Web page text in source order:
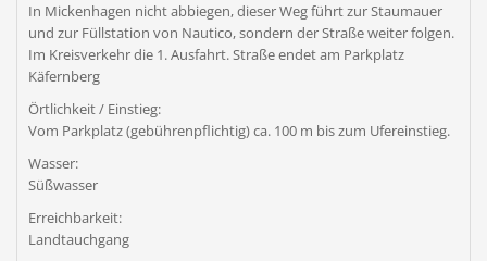
In Mickenhagen nicht abbiegen, dieser Weg führt zur Staumauer
und zur Füllstation von Nautico, sondern der Straße weiter folgen.
Im Kreisverkehr die 1. Ausfahrt. Straße endet am Parkplatz
Käfernberg
Örtlichkeit / Einstieg:
Vom Parkplatz (gebührenpflichtig) ca. 100 m bis zum Ufereinstieg.
Wasser:
Süßwasser
Erreichbarkeit:
Landtauchgang